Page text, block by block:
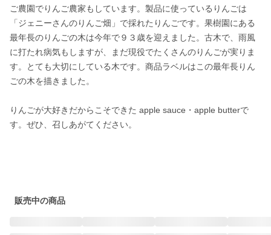
ご農園でりんご農家もしています。製品に使っているりんごは
「ジェニーさんのりんご畑」で採れたりんごです。果樹園にある
最年長のりんごの木は今年で９３歳を迎えました。古木で、雨風
に打たれ病気もしますが、まだ現役でたくさんのりんごが実りま
す。とても大切にしている木です。商品ラベルはこの最年長りん
ごの木を描きました。
りんごが大好きだからこそできた apple sauce・apple butterで
す。ぜひ、召しあがてください。
販売中の商品